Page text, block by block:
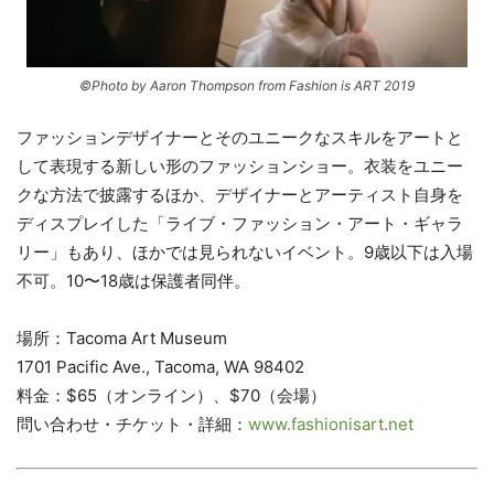
©Photo by Aaron Thompson from Fashion is ART 2019
ファッションデザイナーとそのユニークなスキルをアートと
して表現する新しい形のファッションショー。衣装をユニー
クな方法で披露するほか、デザイナーとアーティスト自身を
ディスプレイした「ライブ・ファッション・アート・ギャラ
リー」もあり、ほかでは見られないイベント。9歳以下は入場
不可。10〜18歳は保護者同伴。
場所：Tacoma Art Museum
1701 Pacific Ave., Tacoma, WA 98402
料金：$65（オンライン）、$70（会場）
問い合わせ・チケット・詳細： www.fashionisart.net